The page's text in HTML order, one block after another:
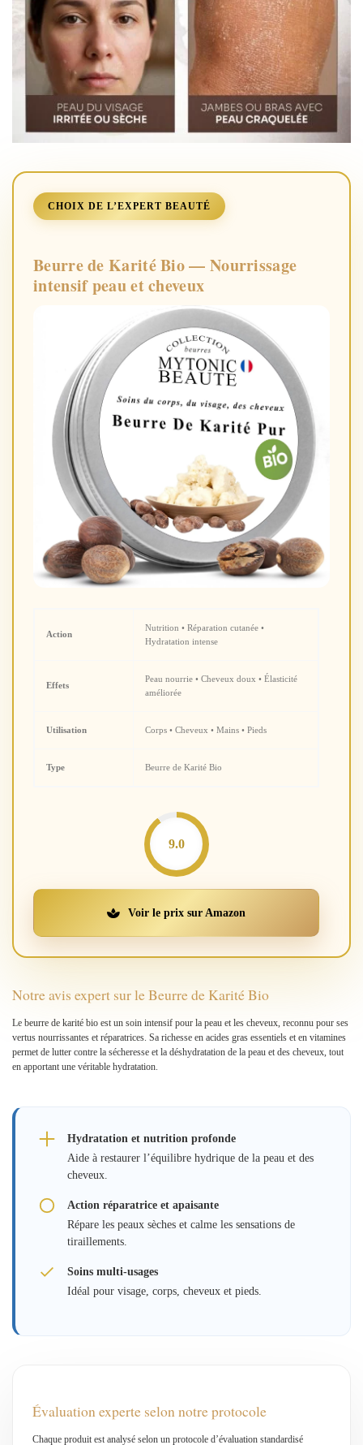
CHOIX DE L’EXPERT BEAUTÉ
Beurre de Karité Bio — Nourrissage
intensif peau et cheveux
Action
Nutrition • Réparation cutanée •
Hydratation intense
Effets
Peau nourrie • Cheveux doux • Élasticité
améliorée
Utilisation Corps • Cheveux • Mains • Pieds
Type Beurre de Karité Bio
9.0
Voir le prix sur Amazon
Notre avis expert sur le Beurre de Karité Bio
Le beurre de karité bio est un soin intensif pour la peau et les cheveux, reconnu pour ses
vertus nourrissantes et réparatrices. Sa richesse en acides gras essentiels et en vitamines
permet de lutter contre la sécheresse et la déshydratation de la peau et des cheveux, tout
en apportant une véritable hydratation.
Hydratation et nutrition profonde
Aide à restaurer l’équilibre hydrique de la peau et des
cheveux.
Action réparatrice et apaisante
Répare les peaux sèches et calme les sensations de
tiraillements.
Soins multi-usages
Idéal pour visage, corps, cheveux et pieds.
Évaluation experte selon notre protocole
Chaque produit est analysé selon un protocole d’évaluation standardisé